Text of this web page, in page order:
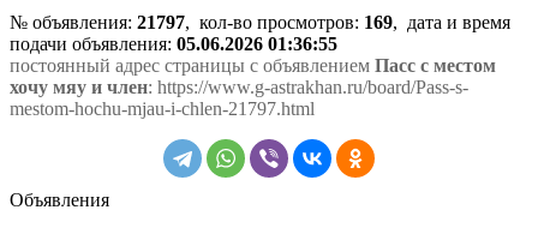
№ объявления: 21797, кол-во просмотров: 169, дата и время
подачи объявления: 05.06.2026 01:36:55
постоянный адрес страницы с объявлением Пасс с местом
хочу мяу и член: https://www.g-astrakhan.ru/board/Pass-s-
mestom-hochu-mjau-i-chlen-21797.html
Объявления